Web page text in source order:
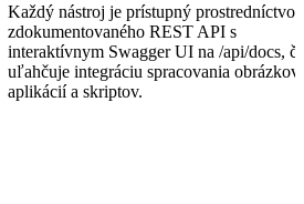
Každý nástroj je prístupný
zdokumentovaného REST API s
interaktívnym Swagger UI na /api/docs,
uľahčuje integráciu spracovania obrázkov
aplikácií a skriptov.